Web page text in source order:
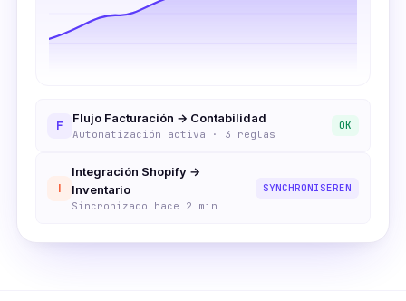
F Flujo Facturación → Contabilidad
Automatización activa · 3 reglas
OK
I
Integración Shopify →
Inventario
Sincronizado hace 2 min
SYNCHRONISEREN